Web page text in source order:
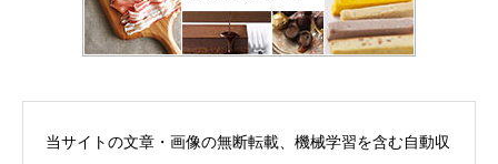
当サイトの文章・画像の無断転載、機械学習を含む自動収